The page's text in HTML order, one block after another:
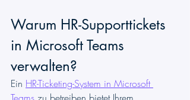
Warum HR-Supporttickets
in Microsoft Teams
verwalten?
Ein HR-Ticketing-System in Microsoft
Teams zu betreiben bietet Ihrem